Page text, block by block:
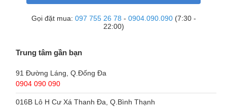
Gọi đặt mua: 097 755 26 78 - 0904.090.090(7:30 -
22:00)
Trung tâm gần bạn
91 Đường Láng, Q.Đống Đa
0904 090 090
016B Lô H Cư Xá Thanh Đa, Q.Bình Thạnh